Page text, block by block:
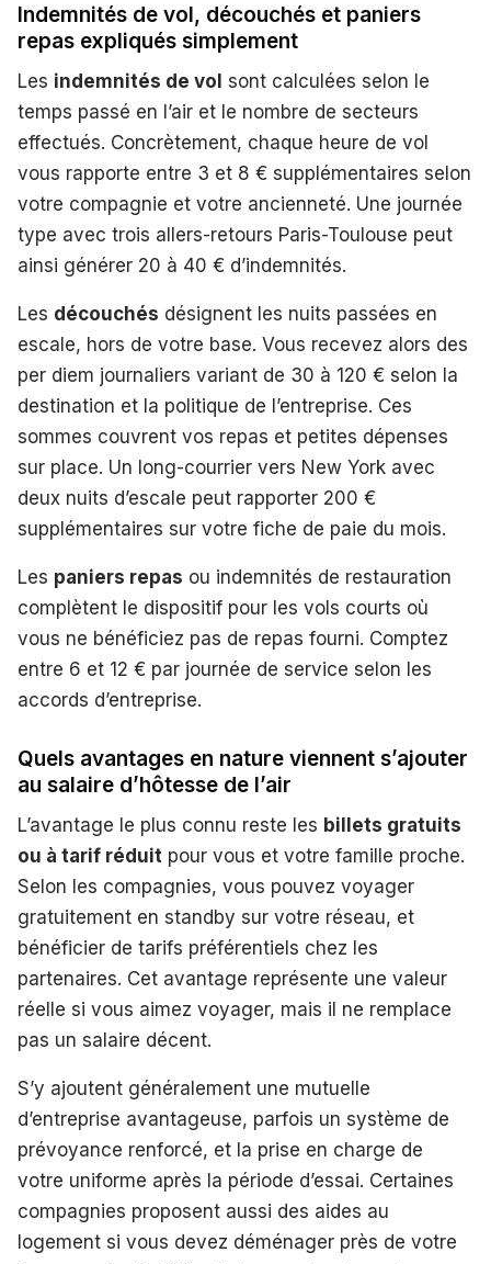
Indemnités de vol, découchés et paniers
repas expliqués simplement
Les indemnités de vol sont calculées selon le
temps passé en l’air et le nombre de secteurs
effectués. Concrètement, chaque heure de vol
vous rapporte entre 3 et 8 € supplémentaires selon
votre compagnie et votre ancienneté. Une journée
type avec trois allers-retours Paris-Toulouse peut
ainsi générer 20 à 40 € d’indemnités.
Les découchés désignent les nuits passées en
escale, hors de votre base. Vous recevez alors des
per diem journaliers variant de 30 à 120 € selon la
destination et la politique de l’entreprise. Ces
sommes couvrent vos repas et petites dépenses
sur place. Un long-courrier vers New York avec
deux nuits d’escale peut rapporter 200 €
supplémentaires sur votre fiche de paie du mois.
Les paniers repas ou indemnités de restauration
complètent le dispositif pour les vols courts où
vous ne bénéficiez pas de repas fourni. Comptez
entre 6 et 12 € par journée de service selon les
accords d’entreprise.
Quels avantages en nature viennent s’ajouter
au salaire d’hôtesse de l’air
L’avantage le plus connu reste les billets gratuits
ou à tarif réduit pour vous et votre famille proche.
Selon les compagnies, vous pouvez voyager
gratuitement en standby sur votre réseau, et
bénéficier de tarifs préférentiels chez les
partenaires. Cet avantage représente une valeur
réelle si vous aimez voyager, mais il ne remplace
pas un salaire décent.
S’y ajoutent généralement une mutuelle
d’entreprise avantageuse, parfois un système de
prévoyance renforcé, et la prise en charge de
votre uniforme après la période d’essai. Certaines
compagnies proposent aussi des aides au
logement si vous devez déménager près de votre